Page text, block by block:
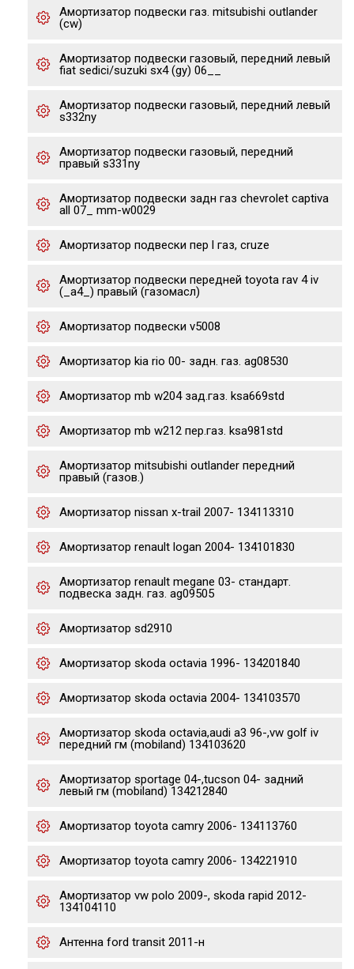
Амортизатор подвески газ. mitsubishi outlander
(cw)
Амортизатор подвески газовый, передний левый
fiat sedici/suzuki sx4 (gy) 06__
Амортизатор подвески газовый, передний левый
s332ny
Амортизатор подвески газовый, передний
правый s331ny
Амортизатор подвески задн газ chevrolet captiva
all 07_ mm-w0029
Амортизатор подвески пер l газ, cruze
Амортизатор подвески передней toyota rav 4 iv
(_a4_) правый (газомасл)
Амортизатор подвески v5008
Амортизатор kia rio 00- задн. газ. ag08530
Амортизатор mb w204 зад.газ. ksa669std
Амортизатор mb w212 пер.газ. ksa981std
Амортизатор mitsubishi outlander передний
правый (газов.)
Амортизатор nissan x-trail 2007- 134113310
Амортизатор renault logan 2004- 134101830
Амортизатор renault megane 03- стандарт.
подвеска задн. газ. ag09505
Амортизатор sd2910
Амортизатор skoda octavia 1996- 134201840
Амортизатор skoda octavia 2004- 134103570
Амортизатор skoda octavia,audi a3 96-,vw golf iv
передний гм (mobiland) 134103620
Амортизатор sportage 04-,tucson 04- задний
левый гм (mobiland) 134212840
Амортизатор toyota camry 2006- 134113760
Амортизатор toyota camry 2006- 134221910
Амортизатор vw polo 2009-, skoda rapid 2012-
134104110
Антенна ford transit 2011-н